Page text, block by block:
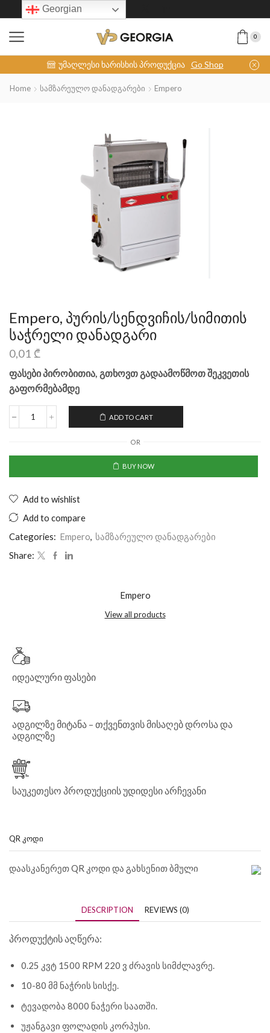
0
უმაღლესი ხარისხის პროდუქცია Go Shop
Home Სამზარეულო Დანადგარები Empero
Empero, პურის/სენდვიჩის/სიმითის
საჭრელი დანადგარი
0,01 ₾
ფასები პირობითია, გთხოვთ გადაამოწმოთ შეკვეთის
გაფორმებამდე
ADD TO CART
OR
BUY NOW
Add to wishlist
Add to compare
Categories: Empero, სამზარეულო დანადგარები
Share:
Empero
View all products
იდეალური ფასები
ადგილზე მიტანა – თქვენთვის მისაღებ დროსა და
ადგილზე
საუკეთესო პროდუქციის უდიდესი არჩევანი
QR ᲙᲝᲓᲘ
დაასკანერეთ QR კოდი და გახსენით ბმული
DESCRIPTION REVIEWS (0)
პროდუქტის აღწერა:
0.25 კვტ 1500 RPM 220 ვ ძრავის სიმძლავრე.
10-80 მმ ნაჭრის სისქე.
ტევადობა 8000 ნაჭერი საათში.
უჟანგავი ფოლადის კორპუსი.
Georgian